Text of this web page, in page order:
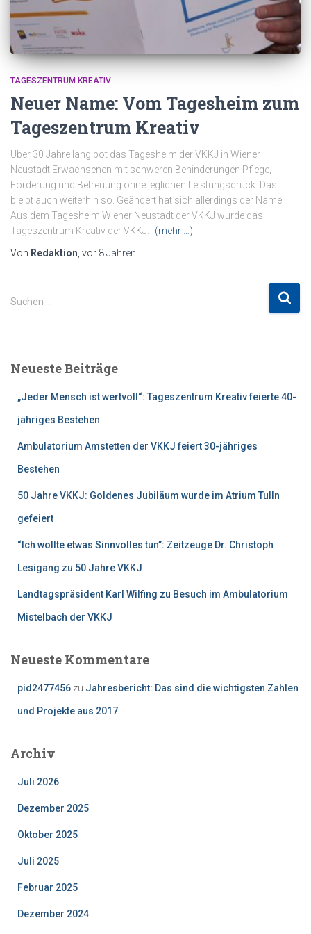
TAGESZENTRUM KREATIV
Neuer Name: Vom Tagesheim zum
Tageszentrum Kreativ
Über 30 Jahre lang bot das Tagesheim der VKKJ in Wiener
Neustadt Erwachsenen mit schweren Behinderungen Pflege,
Förderung und Betreuung ohne jeglichen Leistungsdruck. Das
bleibt auch weiterhin so. Geändert hat sich allerdings der Name:
Aus dem Tagesheim Wiener Neustadt der VKKJ wurde das
Tageszentrum Kreativ der VKKJ.
(mehr …)
Von Redaktion , vor 8 Jahren
S
u
n
Suchen …
Neueste Beiträge
„Jeder Mensch ist wertvoll“: Tageszentrum Kreativ feierte 40-
jähriges Bestehen
Ambulatorium Amstetten der VKKJ feiert 30-jähriges
Bestehen
50 Jahre VKKJ: Goldenes Jubiläum wurde im Atrium Tulln
gefeiert
“Ich wollte etwas Sinnvolles tun”: Zeitzeuge Dr. Christoph
Lesigang zu 50 Jahre VKKJ
Landtagspräsident Karl Wilfing zu Besuch im Ambulatorium
Mistelbach der VKKJ
Neueste Kommentare
pid2477456 zu Jahresbericht: Das sind die wichtigsten Zahlen
und Projekte aus 2017
Archiv
Juli 2026
Dezember 2025
Oktober 2025
Juli 2025
Februar 2025
Dezember 2024